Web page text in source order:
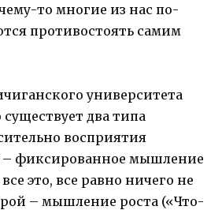
то многие из нас по-
противостоять самим
университета
два типа
восприятия
– фиксированное мышление
это, все равно ничего не
– мышление роста («Что-